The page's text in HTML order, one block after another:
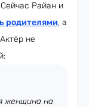
Райан и
родителями, а
не
женщина на